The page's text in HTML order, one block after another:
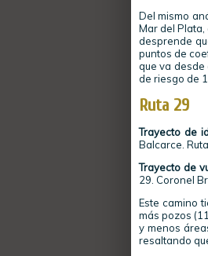
Del mismo
Mar del
desprende
puntos de
que va desde
de riesgo de
Ruta 29
Trayecto de
Balcarce.
Trayecto de
29. Coronel
Este camino
más pozos
y menos
resaltando